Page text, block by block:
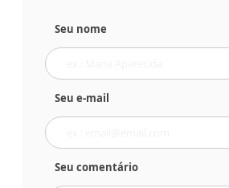
Seu nome
Seu e-mail
Seu comentário